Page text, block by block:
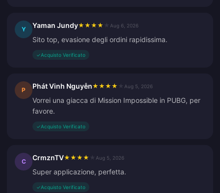
Y Yaman Jundy★ ★ ★ ★ Aug 6, 2026
Sito top, evasione degli ordini rapidissima.
✓Acquisto Verificato
P Phát Vinh Nguyễn★ ★ ★ ★ Aug 5, 2026
Vorrei una giacca di Mission Impossible in PUBG, per
favore.
✓Acquisto Verificato
C CrmznTV★ ★ ★ ★ Aug 5, 2026
Super applicazione, perfetta.
✓Acquisto Verificato